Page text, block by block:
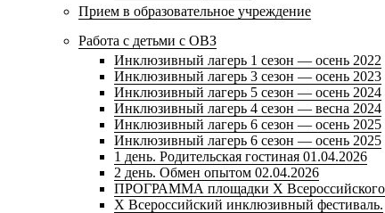
Прием в образовательное учреждение
Работа с детьми с ОВЗ
Инклюзивный лагерь 1 сезон — осень 2022
Инклюзивный лагерь 3 сезон — осень 2023
Инклюзивный лагерь 5 сезон — осень 2024
Инклюзивный лагерь 4 сезон — весна 2024
Инклюзивный лагерь 6 сезон — осень 2025
Инклюзивный лагерь 6 сезон — осень 2025
1 день. Родительская гостиная 01.04.2026
2 день. Обмен опытом 02.04.2026
ПРОГРАММА площадки Х Всероссийского
X Всероссийский инклюзивный фестиваль.